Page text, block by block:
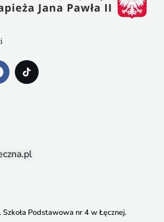
Podstawowa nr 4 w Łęcznej.